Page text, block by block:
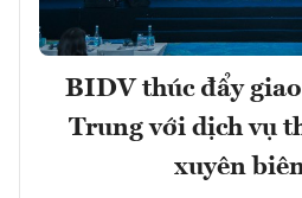
BIDV thúc đẩy
Trung với dịch vụ
xuyên